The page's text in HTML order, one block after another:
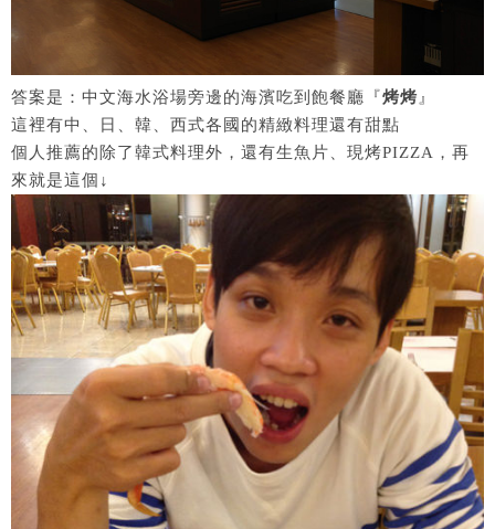
答案是：中文海水浴場旁邊的海濱吃到飽餐廳『烤烤 』
這裡有中、日、韓、西式各國的精緻料理還有甜點
個人推薦的除了韓式料理外，還有生魚片、現烤PIZZA，再
來就是這個↓